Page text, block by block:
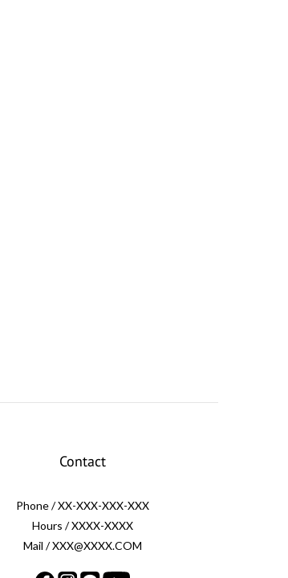
Contact
Phone / XX-XXX-XXX-XXX
Hours / XXXX-XXXX
Mail / XXX@XXXX.COM